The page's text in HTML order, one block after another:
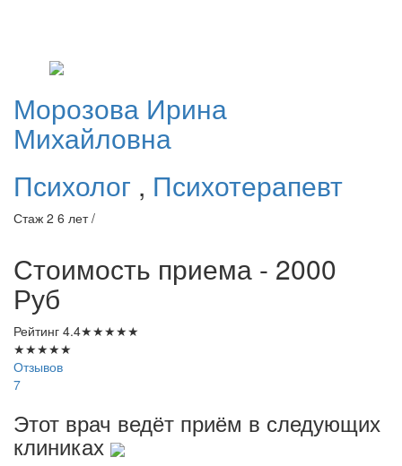
Морозова Ирина
Михайловна
Психолог , Психотерапевт
Стаж 2 6 лет /
Стоимость приема - 2000
Руб
Рейтинг 4.4★★★★★
★★★★★
Отзывов
7
Этот врач ведёт приём в следующих
клиниках